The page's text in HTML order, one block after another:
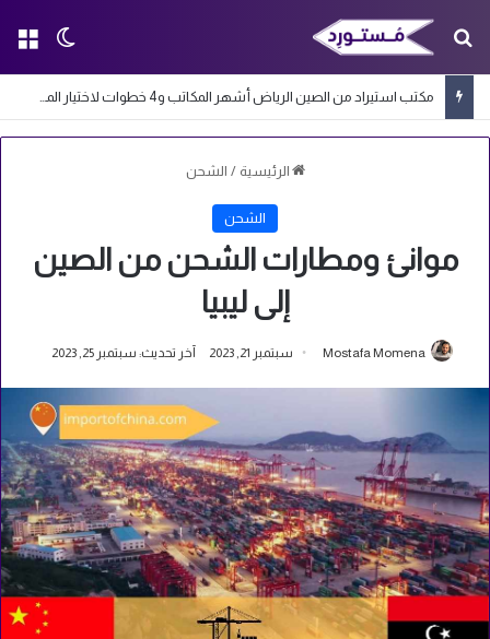
الوضع بحث عن
مكتب استيراد من الصين الرياض أشهر المكاتب و4 خطوات لاختيار المكتب المناسب
الرئيسية / الشحن
الشحن
موانئ ومطارات الشحن من الصين
إلى ليبيا
Mostafa Momena سبتمبر 21, 2023 آخر تحديث: سبتمبر 25, 2023